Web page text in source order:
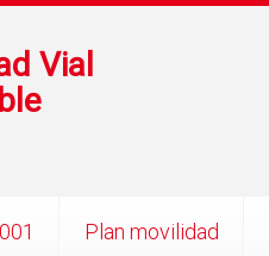
Vial
Plan movilidad